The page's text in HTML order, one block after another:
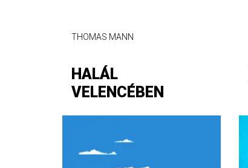
HALÁSZ RITA
MÉLY LEVEGŐ